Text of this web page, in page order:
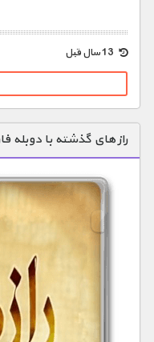
1900 تومان – خريد لينک دانلود (افزودن به سبد خريد)
راز های گذشته با دوبله